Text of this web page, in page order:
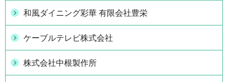
和風ダイニング彩華 有限会社豊栄
ケーブルテレビ株式会社
株式会社中根製作所